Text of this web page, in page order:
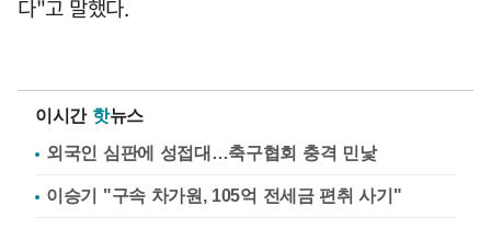
다"고 말했다.
이시간 핫뉴스
외국인 심판에 성접대…축구협회 충격 민낯
이승기 "구속 차가원, 105억 전세금 편취 사기"